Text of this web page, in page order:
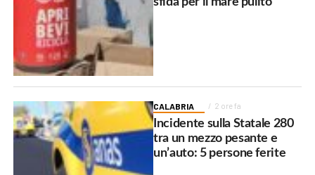
CALABRIA 2 ore fa
Incidente sulla Statale 280
tra un mezzo pesante e
un’auto: 5 persone ferite